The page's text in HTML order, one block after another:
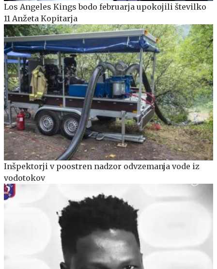
Los Angeles Kings bodo februarja upokojili številko
11 Anžeta Kopitarja
Inšpektorji v poostren nadzor odvzemanja vode iz
vodotokov